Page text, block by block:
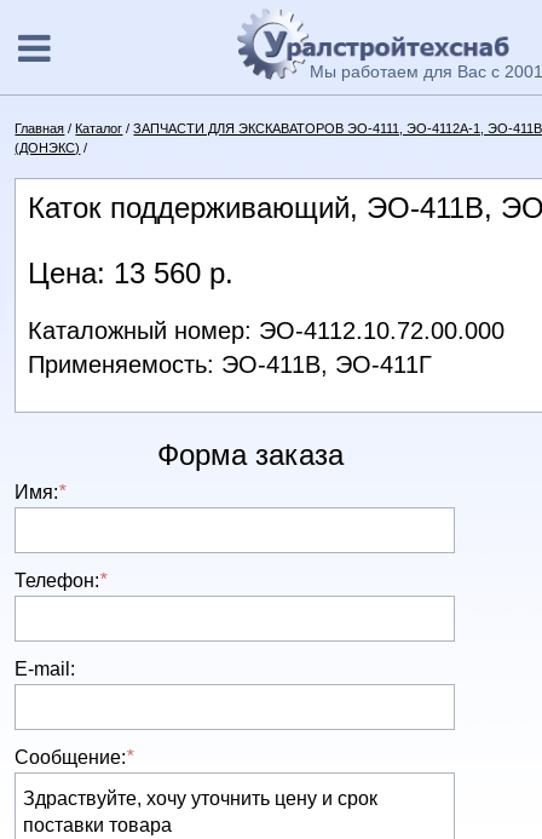
Мы работаем для Вас с
Главная /Каталог /ЗАПЧАСТИ ДЛЯ ЭКСКАВАТОРОВ ЭО-4111, ЭО-4112А-1, ЭО-
(ДОНЭКС) /
Каток поддерживающий, ЭО-411В,
Цена: 13 560 р.
Каталожный номер: ЭО-4112.10.72.00.000
Применяемость: ЭО-411В, ЭО-411Г
Форма заказа
Имя:*
Телефон:*
E-mail:
Сообщение:*